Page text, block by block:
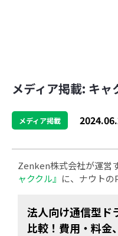
メディア掲載: キャ
メディア掲載
Zenken株式会社が運営
ャククル』 に、ナウトの
法人向け通信型ド
比較！費用・料金